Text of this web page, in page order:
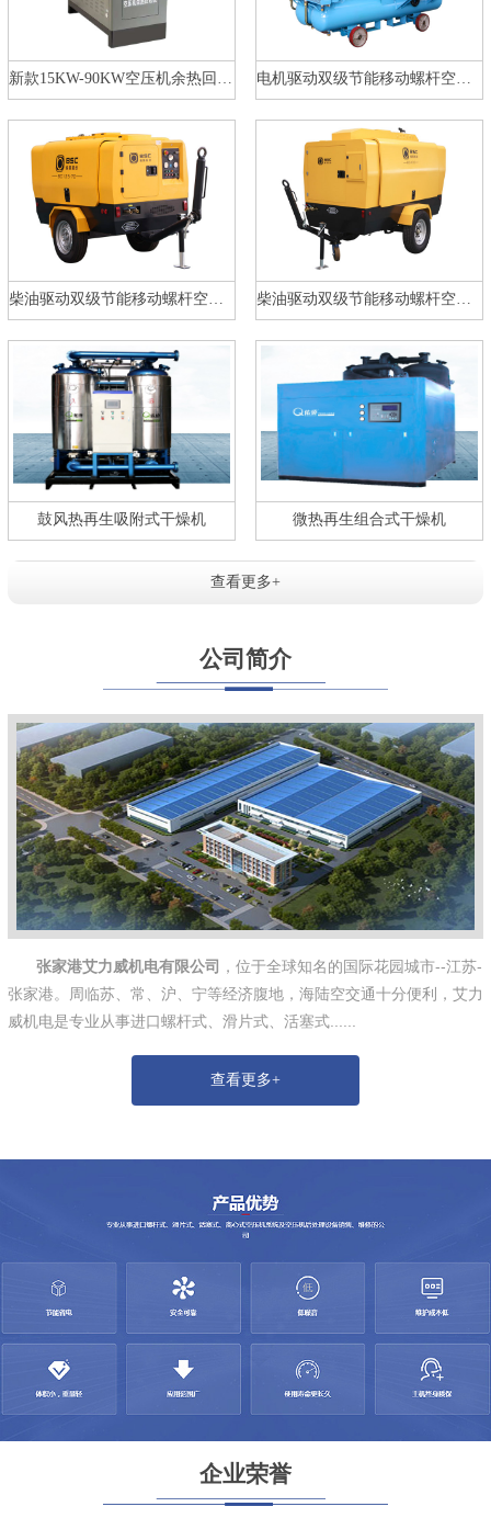
电机驱动双级节能移动螺杆空压机…
柴油驱动双级节能移动螺杆空压机… 柴油驱动双级节能移动螺杆空压机…
鼓风热再生吸附式干燥机 微热再生组合式干燥机
查看更多+
公司简介
张家港艾力威机电有限公司 ，位于全球知名的国际花园城市--江苏-
张家港。周临苏、常、沪、宁等经济腹地，海陆空交通十分便利，艾力
威机电是专业从事进口螺杆式、滑片式、活塞式......
查看更多+
企业荣誉